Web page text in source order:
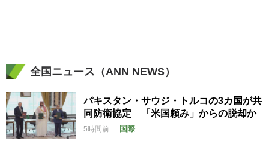
全国ニュース（ANN NEWS）
パキスタン・サウジ・トルコの3カ国が共
同防衛協定 「米国頼み」からの脱却か
5時間前 国際